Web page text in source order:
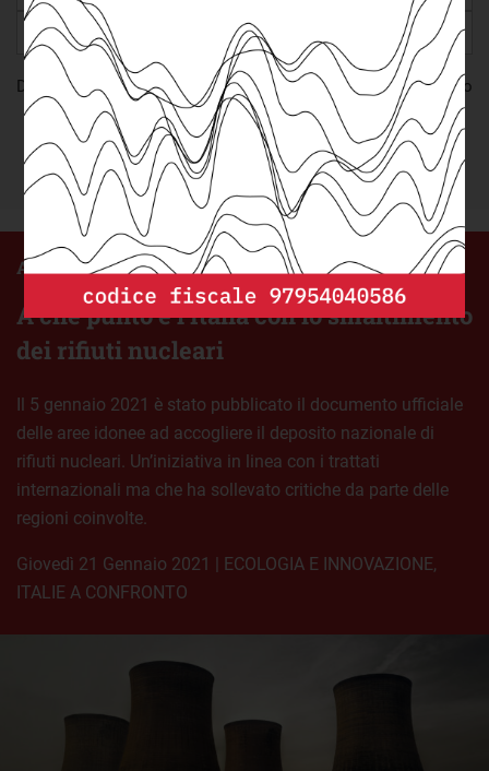
Dichiaro di aver letto l’informativa privacy e presto il consenso
al trattamento dei miei dati personali
Iscriviti
A che punto è l’Italia con lo smaltimento
dei rifiuti nucleari
Ambiente
Il 5 gennaio 2021 è stato pubblicato il documento ufficiale
delle aree idonee ad accogliere il deposito nazionale di
rifiuti nucleari. Un’iniziativa in linea con i trattati
internazionali ma che ha sollevato critiche da parte delle
regioni coinvolte.
giovedì 21 Gennaio 2021 | ECOLOGIA E INNOVAZIONE,
ITALIE A CONFRONTO